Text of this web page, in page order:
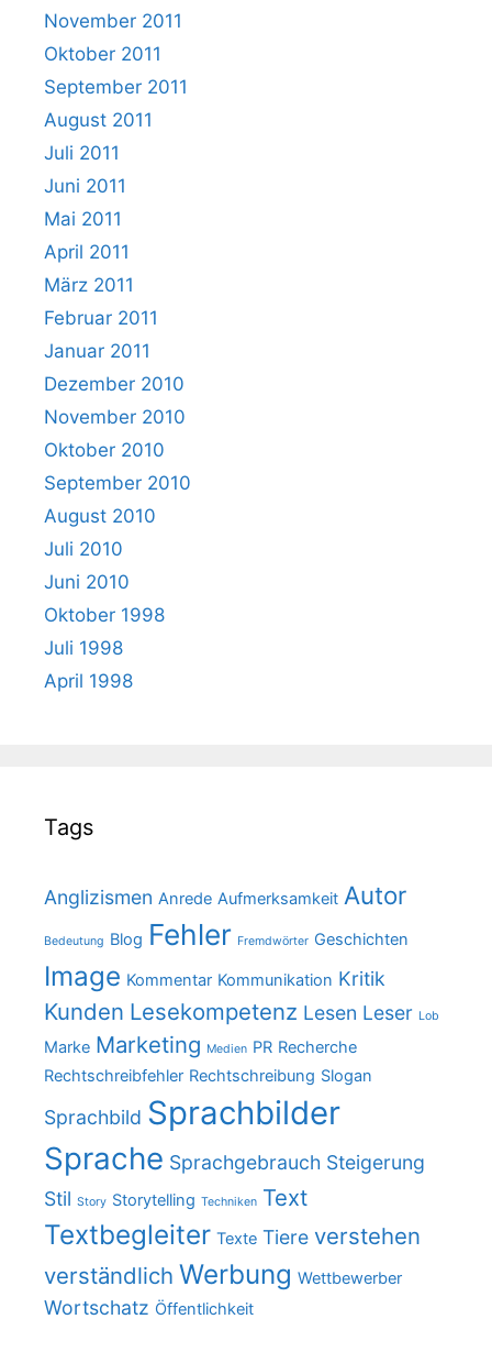
November 2011
Oktober 2011
September 2011
August 2011
Juli 2011
Juni 2011
Mai 2011
April 2011
März 2011
Februar 2011
Januar 2011
Dezember 2010
November 2010
Oktober 2010
September 2010
August 2010
Juli 2010
Juni 2010
Oktober 1998
Juli 1998
April 1998
Tags
Anglizismen Anrede Aufmerksamkeit Autor
Bedeutung Blog Fehler Fremdwörter Geschichten
Image Kommentar Kommunikation Kritik
Kunden Lesekompetenz Lesen Leser Lob
Marke Marketing Medien PR Recherche
Rechtschreibfehler Rechtschreibung Slogan
Sprachbild Sprachbilder
Sprache Sprachgebrauch Steigerung
Stil Story Storytelling Techniken Text
Textbegleiter Texte Tiere verstehen
verständlich Werbung Wettbewerber
Wortschatz Öffentlichkeit